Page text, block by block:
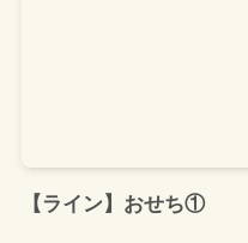
【ライン】おせち①